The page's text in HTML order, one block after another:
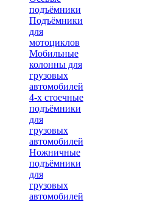
подъёмники
Подъёмники
для
мотоциклов
Мобильные
колонны для
грузовых
автомобилей
4-х стоечные
подъёмники
для
грузовых
автомобилей
Ножничные
подъёмники
для
грузовых
автомобилей